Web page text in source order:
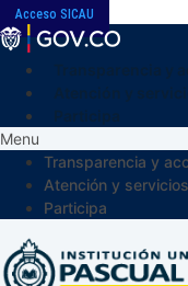
Acceso SICAU
Menu
Transparencia y
Atención y
Participa